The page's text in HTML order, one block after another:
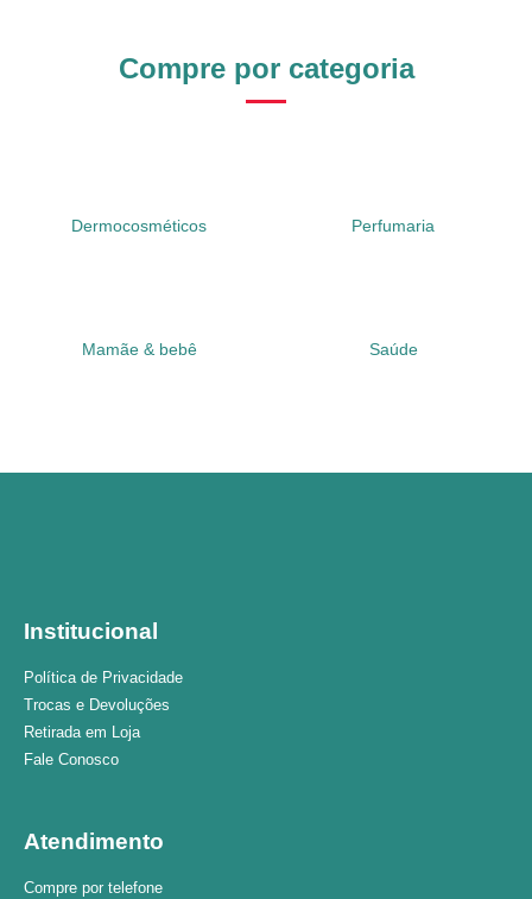
Compre por categoria
Dermocosméticos Perfumaria
Mamãe & bebê Saúde
Institucional
Política de Privacidade
Trocas e Devoluções
Retirada em Loja
Fale Conosco
Atendimento
Compre por telefone